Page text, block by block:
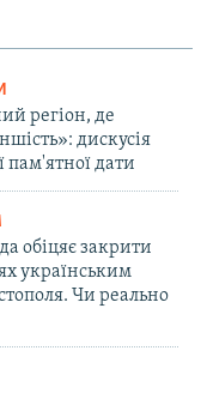
регіон, де
дискусія
пам'ятної дати
обіцяє закрити
українським
Чи реально